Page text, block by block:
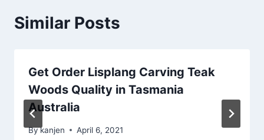
Similar Posts
Get Order Lisplang Carving Teak
Woods Quality in Tasmania
Australia
Bykanjen April 6, 2021